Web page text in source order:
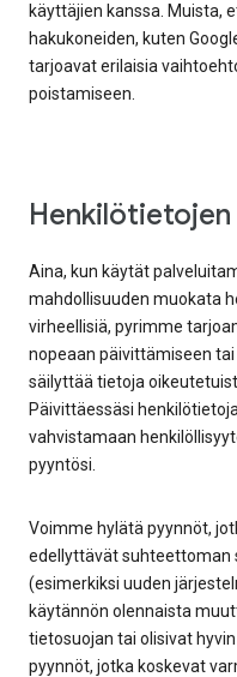
käyttäjien kanssa. Muista,
hakukoneiden, kuten
tarjoavat erilaisia
poistamiseen.
Aina, kun käytät
mahdollisuuden muokata
virheellisiä, pyrimme
nopeaan päivittämiseen
säilyttää tietoja
Päivittäessäsi
vahvistamaan
pyyntösi.
Voimme hylätä pyynnöt,
edellyttävät suhteettoman
(esimerkiksi uuden
käytännön olennaista
tietosuojan tai olisivat
pyynnöt, jotka koskevat